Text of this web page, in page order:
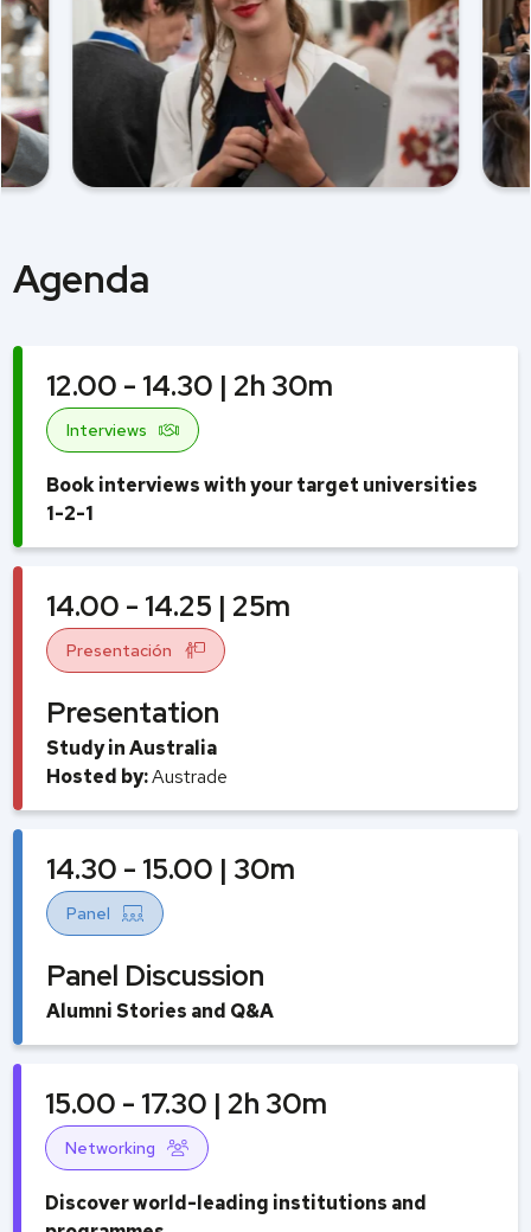
Agenda
12.00 - 14.30 | 2h 30m
Interviews
Book interviews with your target universities
1-2-1
14.00 - 14.25 | 25m
Presentación
Presentation
Study in Australia
Hosted by:Austrade
14.30 - 15.00 | 30m
Panel
Panel Discussion
Alumni Stories and Q&A
15.00 - 17.30 | 2h 30m
Networking
Discover world-leading institutions and